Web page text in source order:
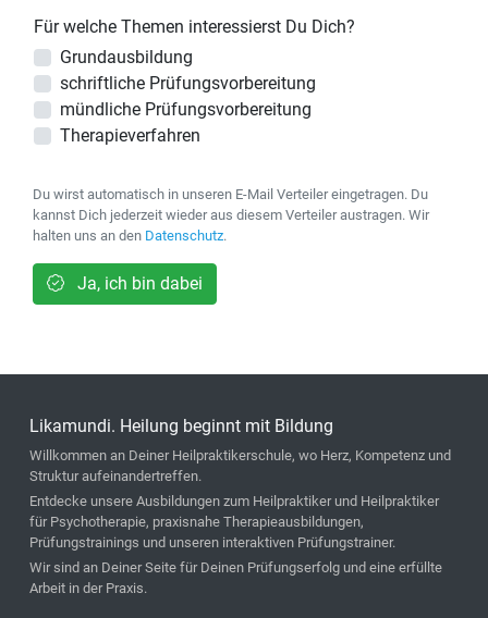
Für welche Themen interessierst Du Dich?
Grundausbildung
schriftliche Prüfungsvorbereitung
mündliche Prüfungsvorbereitung
Therapieverfahren
Du wirst automatisch in unseren E-Mail Verteiler eingetragen. Du
kannst Dich jederzeit wieder aus diesem Verteiler austragen. Wir
halten uns an den Datenschutz.
Ja, ich bin dabei
Likamundi. Heilung beginnt mit Bildung
Willkommen an Deiner Heilpraktikerschule, wo Herz, Kompetenz und
Struktur aufeinandertreffen.
Entdecke unsere Ausbildungen zum Heilpraktiker und Heilpraktiker
für Psychotherapie, praxisnahe Therapieausbildungen,
Prüfungstrainings und unseren interaktiven Prüfungstrainer.
Wir sind an Deiner Seite für Deinen Prüfungserfolg und eine erfüllte
Arbeit in der Praxis.